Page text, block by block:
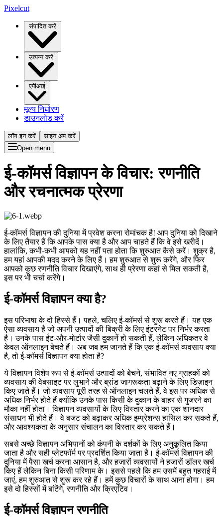
Pixelcut
संपादित करें
उत्पन्न करें
एपीआई
मूल्य निर्धारण
डाउनलोड करें
लॉग इन करें
साइन अप करें
Open menu
ई-कॉमर्स विज्ञापन के विचार: रणनीति
और रचनात्मक प्रेरणा
ई-कॉमर्स विज्ञापन की दुनिया में प्रवेश करना रोमांचक है! आप दुनिया को दिखाने
के लिए तैयार हैं कि आपके पास क्या है और आप चाहते हैं कि वे इसे खरीदें।
हालांकि, कभी-कभी आपको यह नहीं पता होता कि शुरुआत कैसे करें। शुक्र है,
हम यहां आपकी मदद करने के लिए हैं। हम शुरुआत से शुरू करेंगे, और फिर
आपको कुछ रणनीति विचार दिखाएंगे, साथ ही प्रेरणा कहां से मिल सकती है,
इस पर भी चर्चा करेंगे।
ई-कॉमर्स विज्ञापन क्या है?
इस परिभाषा के दो हिस्से हैं। पहले, चलिए ई-कॉमर्स से शुरू करते हैं। यह एक
ऐसा व्यवसाय है जो अपनी उत्पादों की बिक्री के लिए इंटरनेट पर निर्भर करता
है। उनके पास ईंट-और-मोर्टार जैसी दुकानें हो सकती हैं, लेकिन अधिकतर वे
केवल ऑनलाइन बेचते हैं। अब जब हम जानते हैं कि एक ई-कॉमर्स व्यवसाय क्या
है, तो ई-कॉमर्स विज्ञापन क्या होता है?
ये विज्ञापन विशेष रूप से ई-कॉमर्स उत्पादों को बेचने, संभावित नए ग्राहकों को
व्यवसाय की वेबसाइट पर लुभाने और ब्रांड जागरूकता बढ़ाने के लिए डिज़ाइन
किए जाते हैं। जो व्यवसाय पूरी तरह से ऑनलाइन चलते हैं, वे इस पर अधिक से
अधिक निर्भर होते हैं क्योंकि उनके पास किसी के दुकान के बाहर से गुजरने का
मौका नहीं होता। विज्ञापन व्यवसायों के लिए विस्तार करने का एक शानदार
संसाधन भी होते हैं। वे बजट को बढ़ाकर अधिक इम्प्रेशन्स हासिल कर सकते हैं,
और आवश्यकता के अनुसार संचालन का विस्तार कर सकते हैं।
सबसे अच्छे विज्ञापन अभियानों को कंपनी के दर्शकों के लिए अनुकूलित किया
जाता है और सही प्लेटफॉर्म पर प्रदर्शित किया जाता है। ई-कॉमर्स विज्ञापन की
दुनिया में पैसा खर्च करना आसान है, और हजारों व्यवसायों ने हजारों डॉलर खर्च
किए हैं लेकिन बिना किसी परिणाम के। इससे पहले कि हम उसमें बहुत गहराई में
जाएं, हम शुरुआत से शुरू कर रहे हैं। हमें कुछ विचारों के साथ आना होगा। हम
इसे दो हिस्सों में बांटेंगे, रणनीति और क्रिएटिव।
ई-कॉमर्स विज्ञापन रणनीति